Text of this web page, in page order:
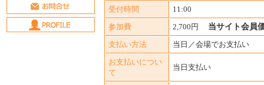
受付時間
11:00
参加費
2,700円 当サイト会員
支払い方法
当日／会場でお支払い
お支払いについ
て
当日支払い